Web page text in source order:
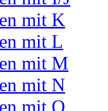
mit K
mit L
mit M
mit N
mit O